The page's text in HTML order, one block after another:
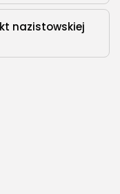
nazistowskiej